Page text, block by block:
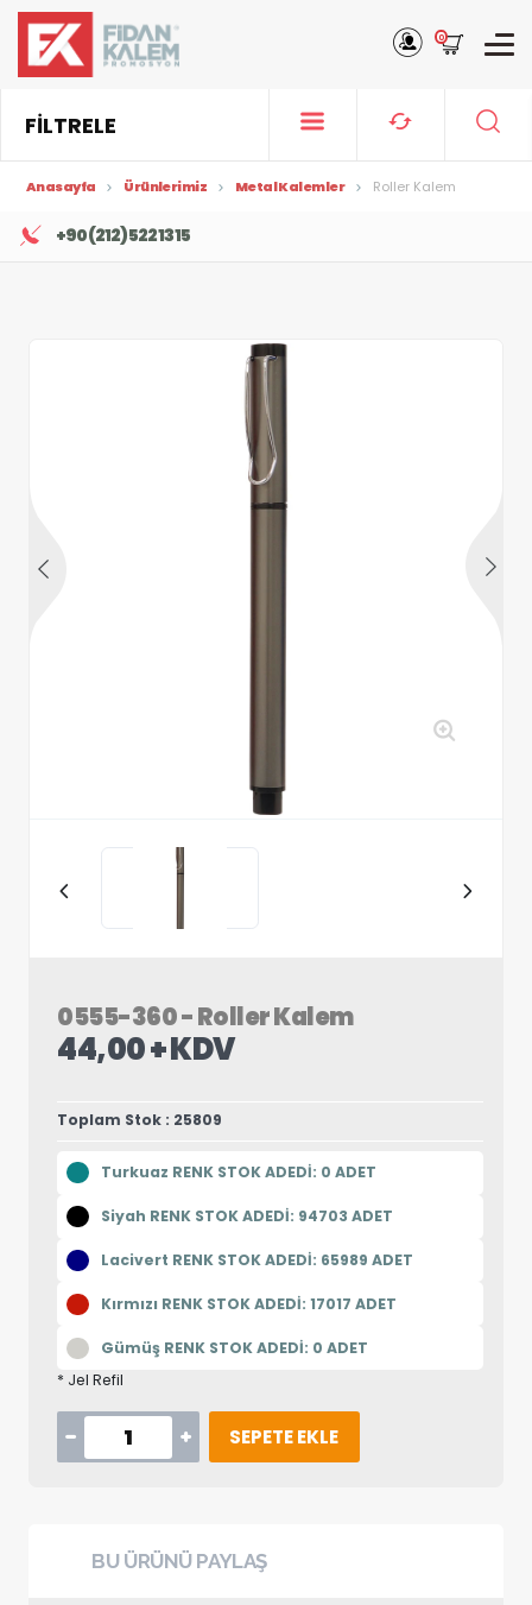
0
FİLTRELE
Anasayfa Ürünlerimiz Metal Kalemler Roller Kalem
+90 (212) 522 13 15
0555-360 - Roller Kalem
44,00 + KDV
Toplam Stok : 25809
Turkuaz RENK STOK ADEDİ: 0 ADET
Siyah RENK STOK ADEDİ: 94703 ADET
Lacivert RENK STOK ADEDİ: 65989 ADET
Kırmızı RENK STOK ADEDİ: 17017 ADET
Gümüş RENK STOK ADEDİ: 0 ADET
* Jel Refil
SEPETE EKLE
BU ÜRÜNÜ PAYLAŞ